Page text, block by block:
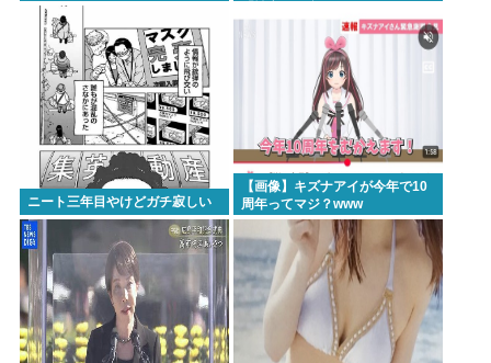
う確かめようが無いもので有罪
ニート三年目やけどガチ寂しい
【画像】キズナアイが今年で10
周年ってマジ？www